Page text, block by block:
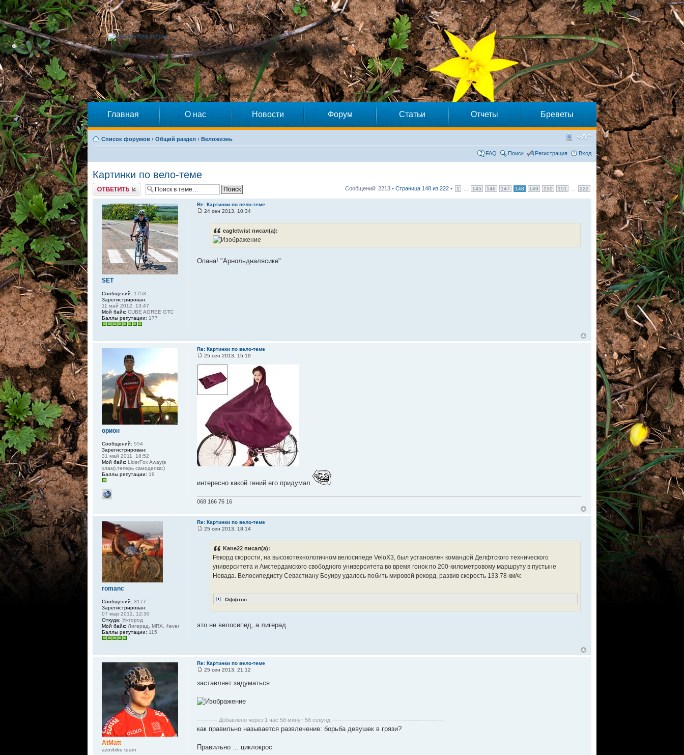
Главная О нас Новости Форум Статьи Отчеты Бреветы
Список форумов ‹ Общий раздел ‹ Веложизнь
FAQ Поиск Регистрация Вход
Картинки по вело-теме
Ответить Сообщений: 2213 • Страница 148 из 222 • 1 145 146 147 148 149 150 151 222
Re: Картинки по вело-теме
24 сен 2013, 10:34
eagletwist писал(а):
Опана! "Арнольдналясике"
SET
Сообщений: 1753
Зарегистрирован:
11 май 2012, 13:47
Мой байк: CUBE AGREE GTC
Баллы репутации: 177
Re: Картинки по вело-теме
25 сен 2013, 15:19
интересно какой гений его придумал
068 166 76 16
орион
Сообщений: 554
Зарегистрирован:
31 май 2011, 18:52
Мой байк: LiderFox Away(в
хлам),теперь самоделка:)
Баллы репутации: 19
Re: Картинки по вело-теме
25 сен 2013, 18:14
Kane22 писал(а):
Рекорд скорости, на высокотехнологичном велосипеде VeloX3, был установлен командой Делфтского технического
университета и Амстердамского свободного университета во время гонок по 200-километровому маршруту в пустыне
Невада. Велосипедисту Севастиану Боуиру удалось побить мировой рекорд, развив скорость 133.78 км/ч:
Оффтоп
это не велосипед, а лигерад
romanc
Сообщений: 3177
Зарегистрирован:
07 мар 2012, 12:30
Откуда: Ужгород
Мой байк: Лигерад, MRX, 4ever
Баллы репутации: 115
Re: Картинки по вело-теме
25 сен 2013, 21:12
заставляет задуматься
---------- Добавлено через 1 час 58 минут 58 секунд -------------------------------------------------------
как правильно называется развлечение: борьба девушек в грязи?
Правильно ... циклокрос
AtMatt
azovbike team